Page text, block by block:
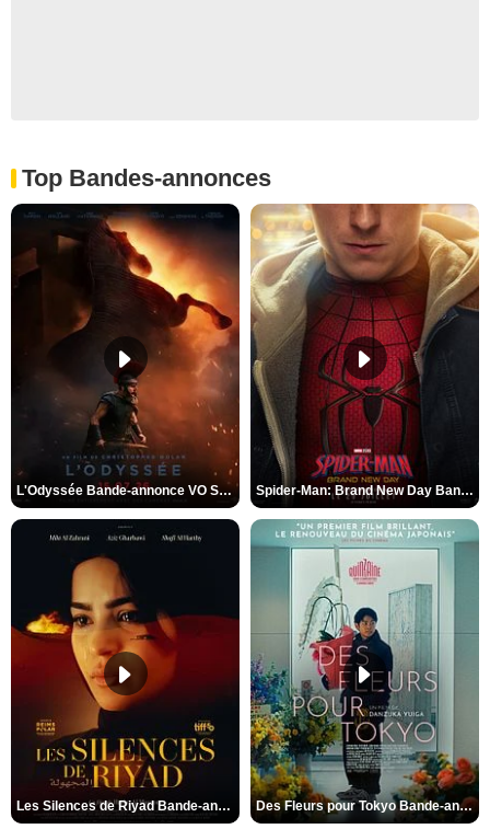
Top Bandes-annonces
L'Odyssée Bande-annonce VO STFR Spider-Man: Brand New Day Bande-annonce VO STFR
Les Silences de Riyad Bande-annonce VO STFR Des Fleurs pour Tokyo Bande-annonce VO STFR